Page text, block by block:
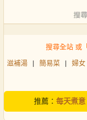
搜尋全站 或
滋補湯 | 簡易菜 | 婦女
推薦： 每天煮